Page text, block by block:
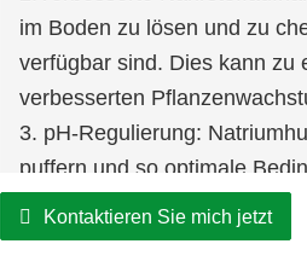
im Boden zu lösen und zu
verfügbar sind. Dies kann zu
verbesserten
3. pH-Regulierung:
puffern und so optimale
durch Pflanzen sicherzustellen.
Kontaktieren Sie mich jetzt